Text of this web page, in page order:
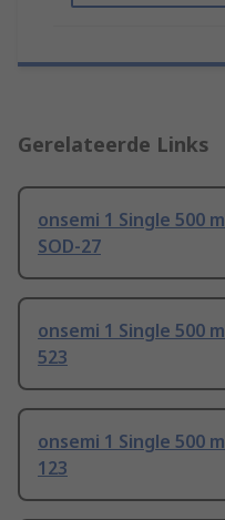
Gerelateerde Links
onsemi 1 Single 500
SOD-27
onsemi 1 Single 500
523
onsemi 1 Single 500
123